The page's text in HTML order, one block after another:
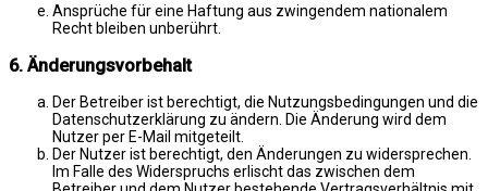
Ansprüche für eine Haftung aus zwingendem nationalem
Recht bleiben unberührt.
6. Änderungsvorbehalt
Der Betreiber ist berechtigt, die Nutzungsbedingungen und die
Datenschutzerklärung zu ändern. Die Änderung wird dem
Nutzer per E-Mail mitgeteilt.
Der Nutzer ist berechtigt, den Änderungen zu widersprechen.
Im Falle des Widerspruchs erlischt das zwischen dem